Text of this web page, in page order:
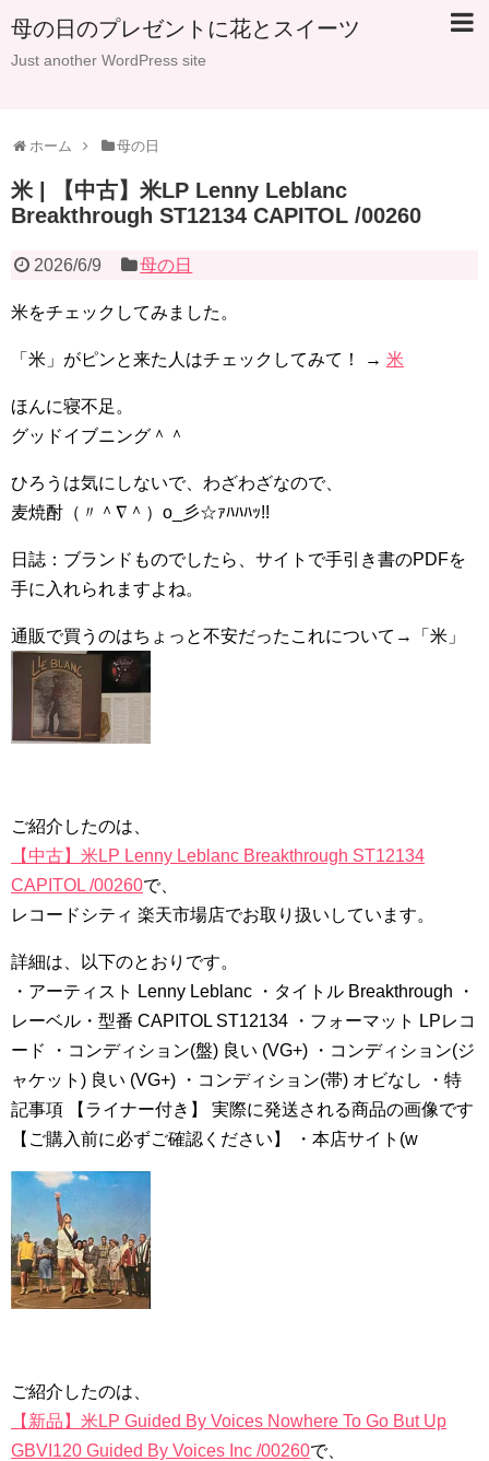
母の日のプレゼントに花とスイーツ
Just another WordPress site
ホーム 母の日
米 | 【中古】米LP Lenny Leblanc
Breakthrough ST12134 CAPITOL /00260
2026/6/9 母の日
米をチェックしてみました。
「米」がピンと来た人はチェックしてみて！ → 米
ほんに寝不足。
グッドイブニング＾＾
ひろうは気にしないで、わざわざなので、
麦焼酎（〃＾∇＾）o_彡☆ｧﾊﾊﾊｯ!!
日誌：ブランドものでしたら、サイトで手引き書のPDFを
手に入れられますよね。
通販で買うのはちょっと不安だったこれについて→「米」
ご紹介したのは、
【中古】米LP Lenny Leblanc Breakthrough ST12134
CAPITOL /00260で、
レコードシティ 楽天市場店でお取り扱いしています。
詳細は、以下のとおりです。
・アーティスト Lenny Leblanc ・タイトル Breakthrough ・
レーベル・型番 CAPITOL ST12134 ・フォーマット LPレコ
ード ・コンディション(盤) 良い (VG+) ・コンディション(ジ
ャケット) 良い (VG+) ・コンディション(帯) オビなし ・特
記事項 【ライナー付き】 実際に発送される商品の画像です
【ご購入前に必ずご確認ください】 ・本店サイト(w
ご紹介したのは、
【新品】米LP Guided By Voices Nowhere To Go But Up
GBVI120 Guided By Voices Inc /00260で、